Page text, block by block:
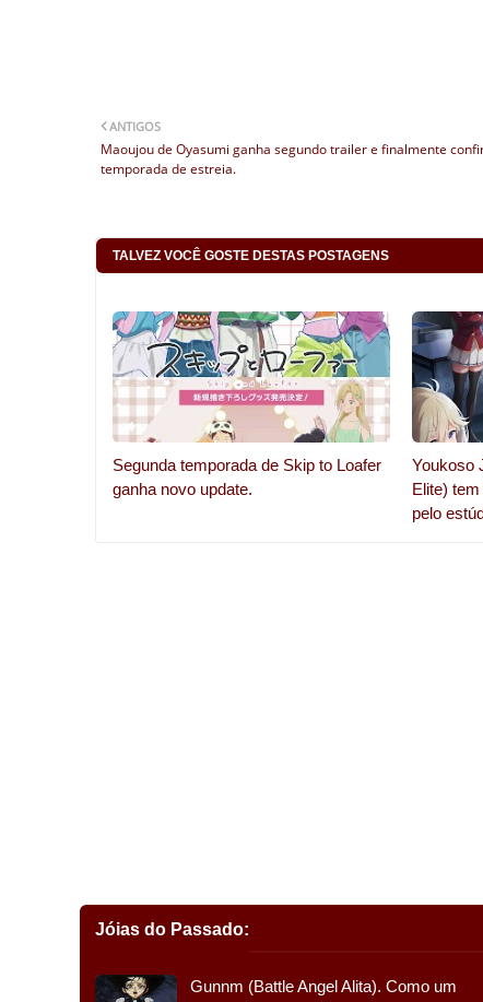
ANTIGOS
Maoujou de Oyasumi ganha segundo trailer e finalmente
temporada de estreia.
TALVEZ VOCÊ GOSTE DESTAS POSTAGENS
Segunda temporada de Skip to Loafer
ganha novo update.
Youkoso
Elite)
pelo
Jóias do Passado:
Gunnm (Battle Angel Alita). Como um